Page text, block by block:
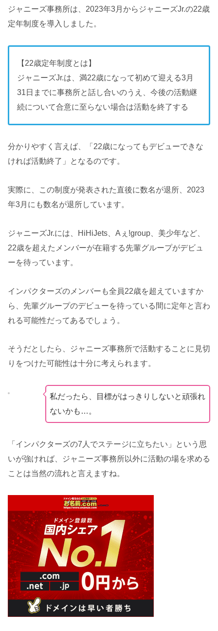
ジャニーズ事務所は、2023年3月からジャニーズJr.の22歳
定年制度を導入しました。
【22歳定年制度とは】
ジャニーズJr.は、満22歳になって初めて迎える3月
31日までに事務所と話し合いのうえ、今後の活動継
続について合意に至らない場合は活動を終了する
分かりやすく言えば、「22歳になってもデビューできな
ければ活動終了」となるのです。
実際に、この制度が発表された直後に数名が退所、2023
年3月にも数名が退所しています。
ジャニーズJr.には、HiHiJets、Aぇ!group、美少年など、
22歳を超えたメンバーが在籍する先輩グループがデビュ
ーを待っています。
インパクターズのメンバーも全員22歳を超えていますか
ら、先輩グループのデビューを待っている間に定年と言わ
れる可能性だってあるでしょう。
そうだとしたら、ジャニーズ事務所で活動することに見切
りをつけた可能性は十分に考えられます。
私だったら、目標がはっきりしないと頑張れ
ないかも…。
「インパクターズの7人でステージに立ちたい」という思
いが強ければ、ジャニーズ事務所以外に活動の場を求める
ことは当然の流れと言えますね。